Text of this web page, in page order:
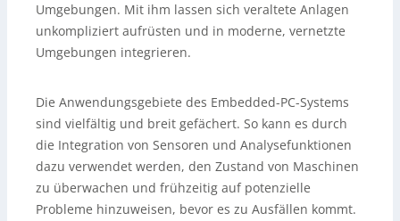
Umgebungen. Mit ihm lassen sich veraltete Anlagen
unkompliziert aufrüsten und in moderne, vernetzte
Umgebungen integrieren.
Die Anwendungsgebiete des Embedded-PC-Systems
sind vielfältig und breit gefächert. So kann es durch
die Integration von Sensoren und Analysefunktionen
dazu verwendet werden, den Zustand von Maschinen
zu überwachen und frühzeitig auf potenzielle
Probleme hinzuweisen, bevor es zu Ausfällen kommt.